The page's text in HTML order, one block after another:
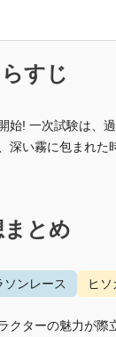
すじ
始! 一次試験は、
深い霧に包まれ
とめ
ソンレース ヒソ
クターの魅力が